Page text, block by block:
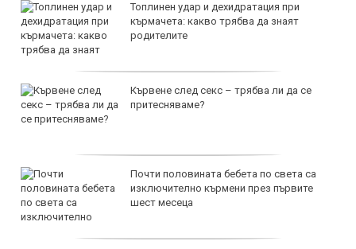
Топлинен удар и дехидратация при
кърмачета: какво трябва да знаят
родителите
Кървене след секс – трябва ли да се
притесняваме?
Почти половината бебета по света са
изключително кърмени през първите
шест месеца